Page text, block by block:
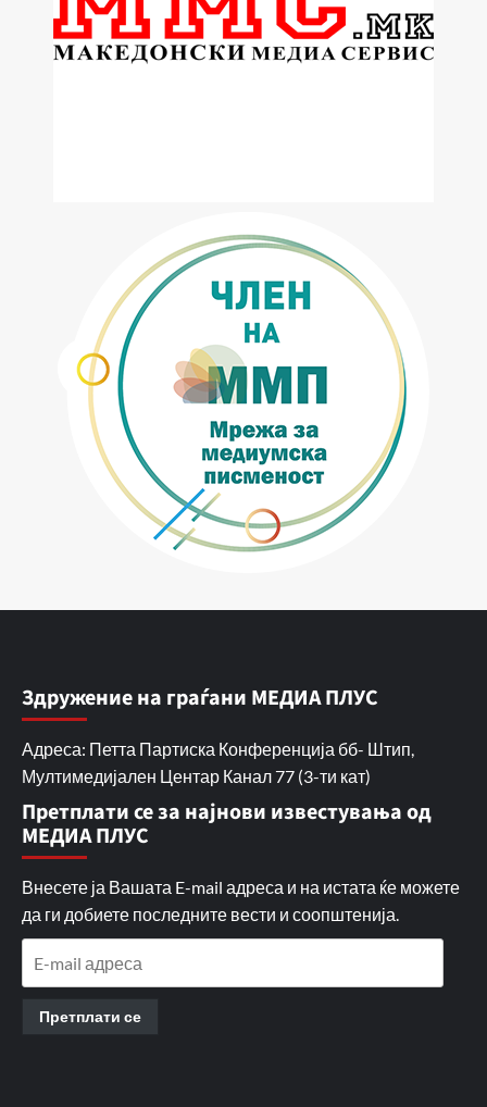
Здружение на граѓани МЕДИА ПЛУС
Адреса: Петта Партиска Конференција бб- Штип,
Мултимедијален Центар Канал 77 (3-ти кат)
Претплати се за најнови известувања од
МЕДИА ПЛУС
Внесете ја Вашата E-mail адреса и на истата ќе можете
да ги добиете последните вести и соопштенија.
Претплати се